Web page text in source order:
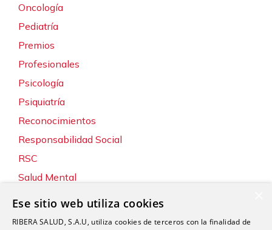
Oncología
Pediatría
Premios
Profesionales
Psicología
Psiquiatría
Reconocimientos
Responsabilidad Social
RSC
Salud Mental
Ese sitio web utiliza cookies
RIBERA SALUD, S.A.U, utiliza cookies de terceros con la finalidad de